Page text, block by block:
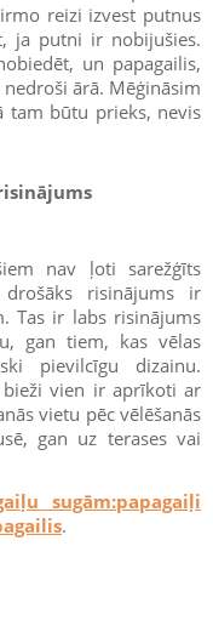
reizi izvest putnus
ja putni ir nobijušies.
un papagailis,
ārā. Mēģināsim
tam būtu prieks, nevis
nav ļoti sarežģīts
risinājums ir
Tas ir labs risinājums
gan tiem, kas vēlas
pievilcīgu dizainu.
vien ir aprīkoti ar
vietu pēc vēlēšanās
gan uz terases vai
sugām:papagaiļi
.